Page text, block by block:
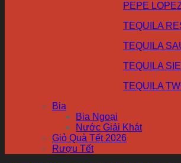
PEPE
TEQUILA
TEQUILA
TEQUILA
TEQUILA
Bia
Bia Ngoại
Nước Giải Khát
Giỏ Quà Tết 2026
Rượu Tết